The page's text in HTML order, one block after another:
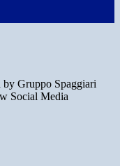
Gruppo Spaggiari
Social Media